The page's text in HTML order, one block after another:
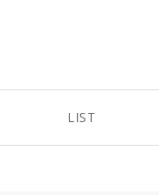
LIST